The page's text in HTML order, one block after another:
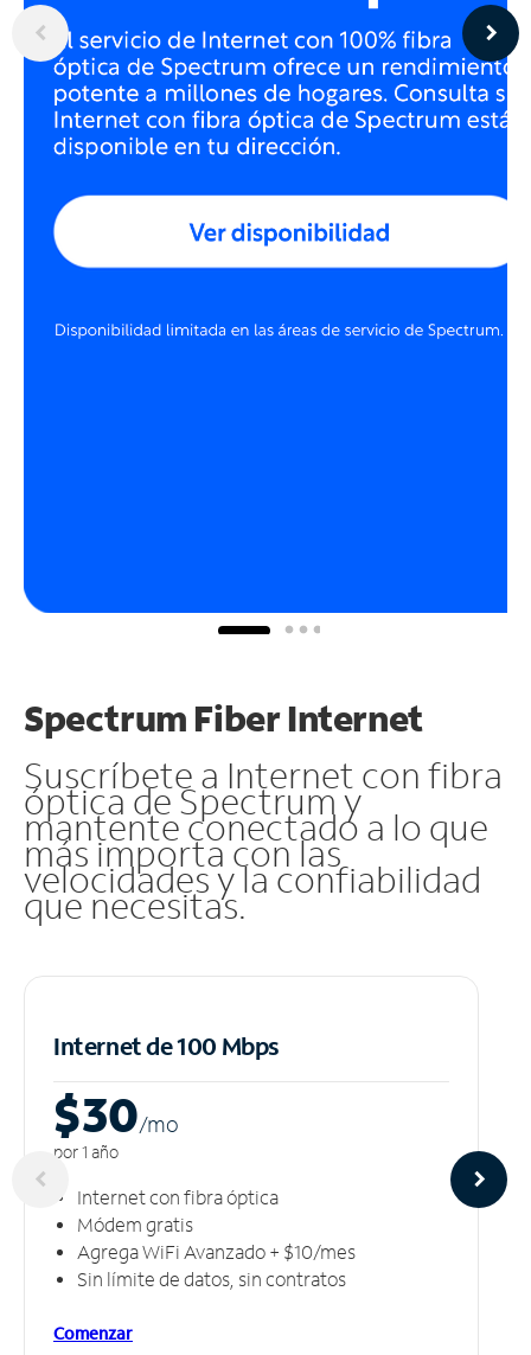
Spectrum Fiber Internet
Suscríbete a Internet con fibra
óptica de Spectrum y
mantente conectado a lo que
más importa con las
velocidades y la confiabilidad
que necesitas.
Internet de 100 Mbps
$30/mo
por 1 año
Internet con fibra óptica
Módem gratis
Agrega WiFi Avanzado + $10/mes
Sin límite de datos, sin contratos
Comenzar